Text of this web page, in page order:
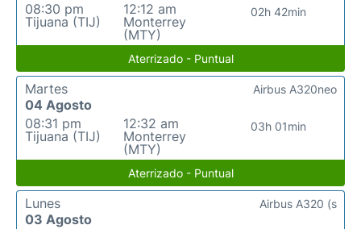
08:30 pm
Tijuana (TIJ)
12:12 am
Monterrey
(MTY)
02h 42min
Aterrizado - Puntual
Martes
04 Agosto
08:31 pm
Tijuana (TIJ)
12:32 am
Monterrey
(MTY)
03h 01min
Airbus A320neo
Aterrizado - Puntual
Lunes
03 Agosto
Airbus A320 (s